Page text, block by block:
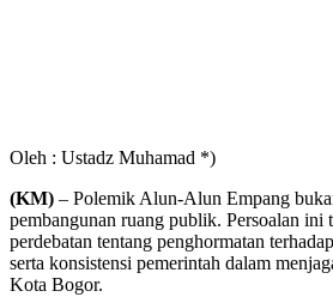
Oleh : Ustadz Muhamad *)
(KM) – Polemik Alun-Alun Empang
pembangunan ruang publik. Persoalan ini
perdebatan tentang penghormatan
serta konsistensi pemerintah dalam
Kota Bogor.